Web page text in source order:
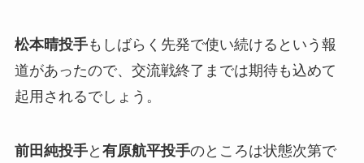
松本晴投手もしばらく先発で使い続けるという報
道があったので、交流戦終了までは期待も込めて
起用されるでしょう。
前田純投手と 有原航平投手のところは状態次第で